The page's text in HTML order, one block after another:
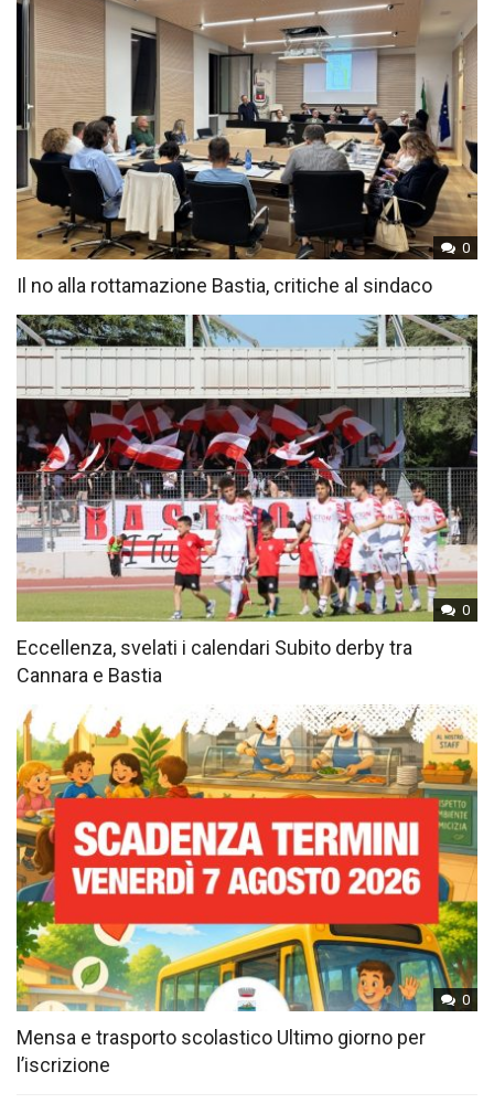
0
Il no alla rottamazione Bastia, critiche al sindaco
0
Eccellenza, svelati i calendari Subito derby tra
Cannara e Bastia
0
Mensa e trasporto scolastico Ultimo giorno per
l’iscrizione